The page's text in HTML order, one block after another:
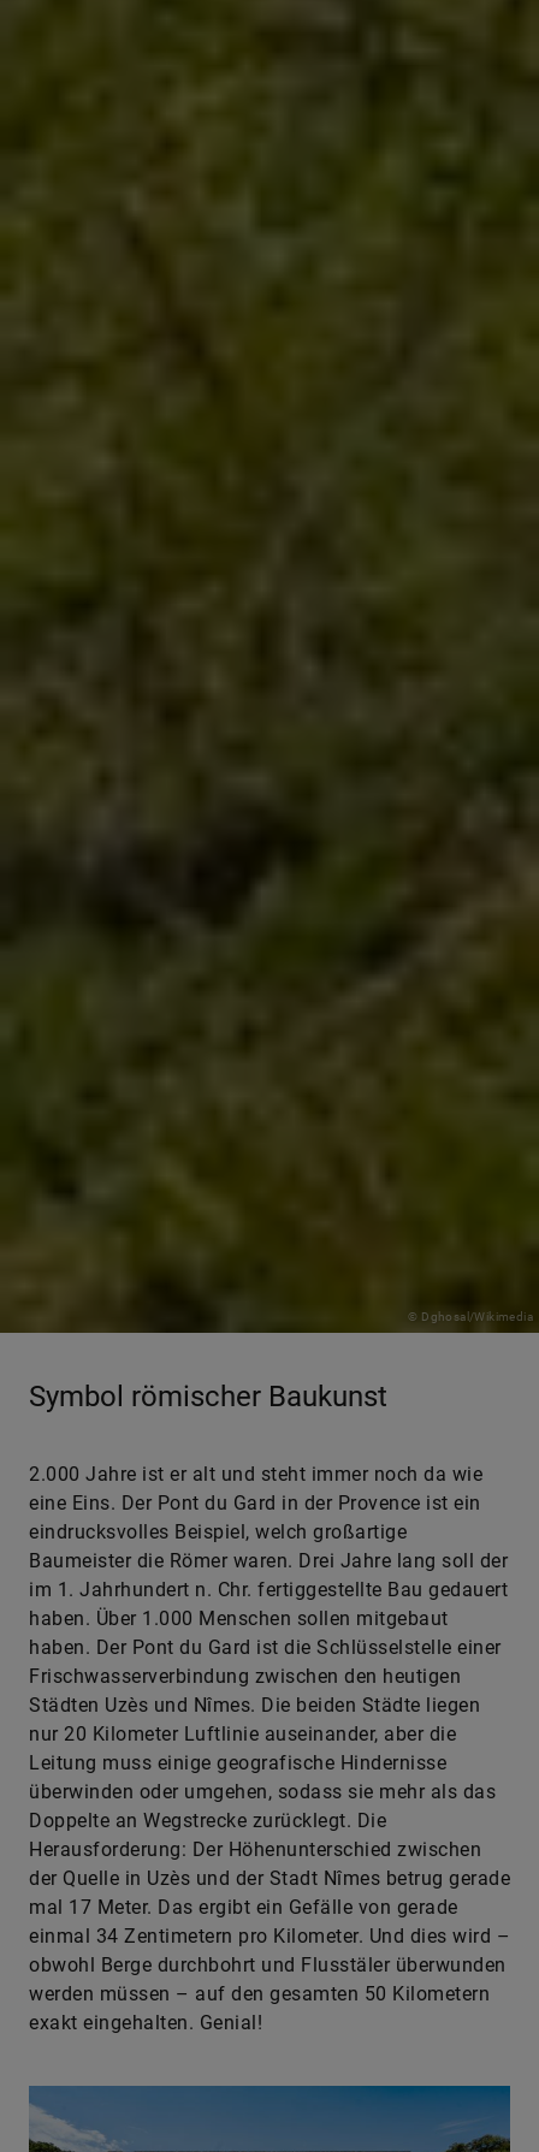
© Dghosal/Wikimedia
Symbol römischer Baukunst
2.000 Jahre ist er alt und steht immer noch da wie
eine Eins. Der Pont du Gard in der Provence ist ein
eindrucksvolles Beispiel, welch großartige
Baumeister die Römer waren. Drei Jahre lang soll der
im 1. Jahrhundert n. Chr. fertiggestellte Bau gedauert
haben. Über 1.000 Menschen sollen mitgebaut
haben. Der Pont du Gard ist die Schlüsselstelle einer
Frischwasserverbindung zwischen den heutigen
Städten Uzès und Nîmes. Die beiden Städte liegen
nur 20 Kilometer Luftlinie auseinander, aber die
Leitung muss einige geografische Hindernisse
überwinden oder umgehen, sodass sie mehr als das
Doppelte an Wegstrecke zurücklegt. Die
Herausforderung: Der Höhenunterschied zwischen
der Quelle in Uzès und der Stadt Nîmes betrug gerade
mal 17 Meter. Das ergibt ein Gefälle von gerade
einmal 34 Zentimetern pro Kilometer. Und dies wird –
obwohl Berge durchbohrt und Flusstäler überwunden
werden müssen – auf den gesamten 50 Kilometern
exakt eingehalten. Genial!